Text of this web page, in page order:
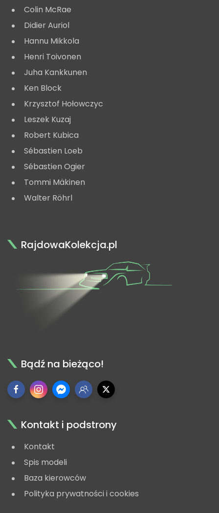
Colin McRae
Didier Auriol
Hannu Mikkola
Henri Toivonen
Juha Kankkunen
Ken Block
Krzysztof Hołowczyc
Leszek Kuzaj
Robert Kubica
Sébastien Loeb
Sébastien Ogier
Tommi Mäkinen
Walter Röhrl
RajdowaKolekcja.pl
Bądź na bieżąco!
Kontakt i podstrony
Kontakt
Spis modeli
Baza kierowców
Polityka prywatności i cookies